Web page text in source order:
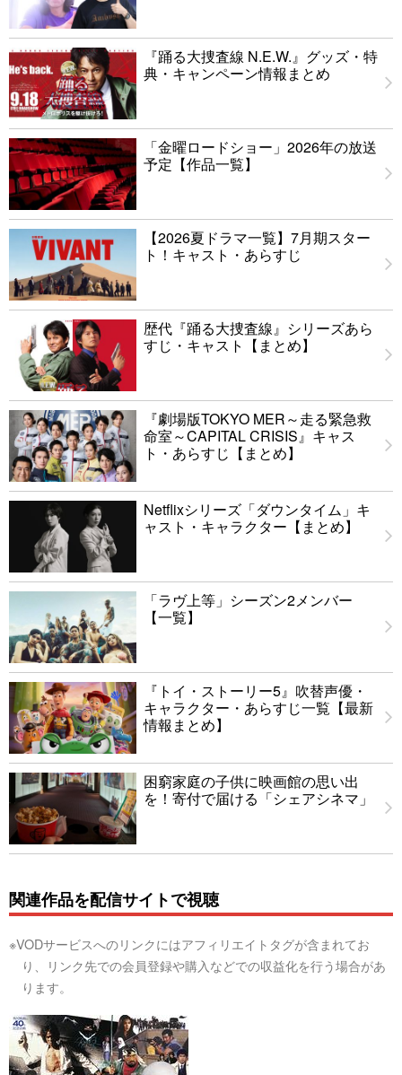
『踊る大捜査線 N.E.W.』グッズ・特
典・キャンペーン情報まとめ
「金曜ロードショー」2026年の放送
予定【作品一覧】
【2026夏ドラマ一覧】7月期スター
ト！キャスト・あらすじ
歴代『踊る大捜査線』シリーズあら
すじ・キャスト【まとめ】
『劇場版TOKYO MER～走る緊急救
命室～CAPITAL CRISIS』キャス
ト・あらすじ【まとめ】
Netflixシリーズ「ダウンタイム」キ
ャスト・キャラクター【まとめ】
「ラヴ上等」シーズン2メンバー
【一覧】
『トイ・ストーリー5』吹替声優・
キャラクター・あらすじ一覧【最新
情報まとめ】
困窮家庭の子供に映画館の思い出
を！寄付で届ける「シェアシネマ」
関連作品を配信サイトで視聴
※VODサービスへのリンクにはアフィリエイトタグが含まれてお
り、リンク先での会員登録や購入などでの収益化を行う場合があ
ります。